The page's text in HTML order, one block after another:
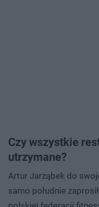
Czy wszystkie
utrzymane?
Artur Jarząbek do
samo południe